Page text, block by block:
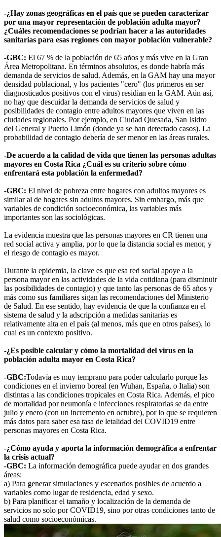
-¿Hay zonas geográficas en el país que se pueden caracterizar
por una mayor representación de población adulta mayor?
¿Cuáles recomendaciones se podrían hacer a las autoridades
sanitarias para esas regiones con mayor población vulnerable?
-GBC: El 67 % de la población de 65 años y más vive en la Gran
Área Metropolitana. En términos absolutos, es donde habría más
demanda de servicios de salud. Además, en la GAM hay una mayor
densidad poblacional, y los pacientes "cero" (los primeros en ser
diagnosticados positivos con el virus) residían en la GAM. Aún así,
no hay que descuidar la demanda de servicios de salud y
posibilidades de contagio entre adultos mayores que viven en las
ciudades regionales. Por ejemplo, en Ciudad Quesada, San Isidro
del General y Puerto Limón (donde ya se han detectado casos). La
probabilidad de contagio debería de ser menor en las áreas rurales.
-De acuerdo a la calidad de vida que tienen las personas adultas
mayores en Costa Rica ¿Cuál es su criterio sobre cómo
enfrentará esta población la enfermedad?
-GBC: El nivel de pobreza entre hogares con adultos mayores es
similar al de hogares sin adultos mayores. Sin embargo, más que
variables de condición socioeconómica, las variables más
importantes son las sociológicas.
La evidencia muestra que las personas mayores en CR tienen una
red social activa y amplia, por lo que la distancia social es menor, y
el riesgo de contagio es mayor.
Durante la epidemia, la clave es que esa red social apoye a la
persona mayor en las actividades de la vida cotidiana (para disminuir
las posibilidades de contagio) y que tanto las personas de 65 años y
más como sus familiares sigan las recomendaciones del Ministerio
de Salud. En ese sentido, hay evidencia de que la confianza en el
sistema de salud y la adscripción a medidas sanitarias es
relativamente alta en el país (al menos, más que en otros países), lo
cual es un contexto positivo.
-¿Es posible calcular y cómo la mortalidad del virus en la
población adulta mayor en Costa Rica?
-GBC:Todavía es muy temprano para poder calcularlo porque las
condiciones en el invierno boreal (en Wuhan, España, o Italia) son
distintas a las condiciones tropicales en Costa Rica. Además, el pico
de mortalidad por neumonía e infecciones respiratorias se da entre
julio y enero (con un incremento en octubre), por lo que se requieren
más datos para saber esa tasa de letalidad del COVID19 entre
personas mayores en Costa Rica.
-¿Cómo ayuda y aporta la información demográfica a enfrentar
la crisis actual?
-GBC: La información demográfica puede ayudar en dos grandes
áreas:
a) Para generar simulaciones y escenarios posibles de acuerdo a
variables como lugar de residencia, edad y sexo.
b) Para planificar el tamaño y localización de la demanda de
servicios no solo por COVID19, sino por otras condiciones tanto de
salud como socioeconómicas.